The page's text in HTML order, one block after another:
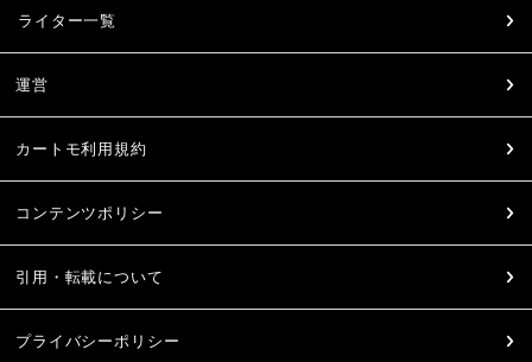
ライター一覧
運営
カートモ利用規約
コンテンツポリシー
引用・転載について
プライバシーポリシー